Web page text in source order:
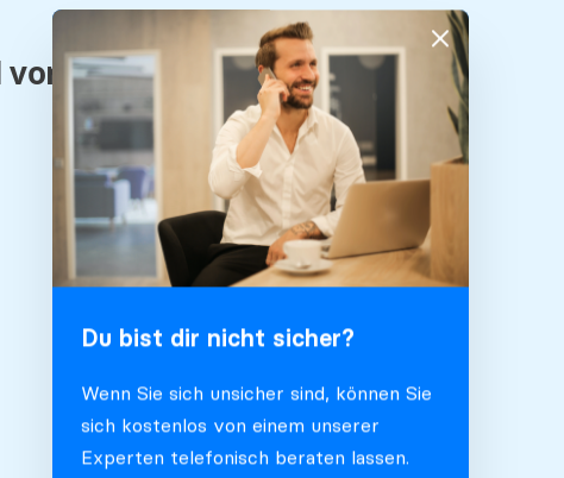
Du bist dir nicht sicher?
Wenn Sie sich unsicher sind, können Sie
sich kostenlos von einem unserer
Experten telefonisch beraten lassen.